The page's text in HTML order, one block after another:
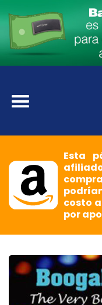
Esta
costo
por